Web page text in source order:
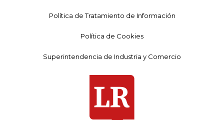
Política de Tratamiento de Información
Política de Cookies
Superintendencia de Industria y Comercio